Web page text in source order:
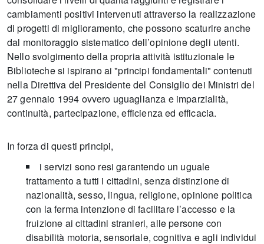
cambiamenti positivi intervenuti attraverso la realizzazione
di progetti di miglioramento, che possono scaturire anche
dal monitoraggio sistematico dell’opinione degli utenti.
Nello svolgimento della propria attività istituzionale le
Biblioteche si ispirano ai "principi fondamentali" contenuti
nella Direttiva del Presidente del Consiglio dei Ministri del
27 gennaio 1994 ovvero uguaglianza e imparzialità,
continuità, partecipazione, efficienza ed efficacia.
In forza di questi principi,
i servizi sono resi garantendo un uguale
trattamento a tutti i cittadini, senza distinzione di
nazionalità, sesso, lingua, religione, opinione politica
con la ferma intenzione di facilitare l’accesso e la
fruizione ai cittadini stranieri, alle persone con
disabilità motoria, sensoriale, cognitiva e agli individui